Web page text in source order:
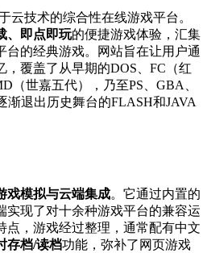
云技术的综合性在线游戏平台。
、即点即玩的便捷游戏体验，汇集
台的经典游戏。网站旨在让用户通
，覆盖了从早期的DOS、FC（红
（世嘉五代），乃至PS、GBA、
渐退出历史舞台的FLASH和JAVA
戏模拟与云端集成。它通过内置的
实现了对十余种游戏平台的兼容运
点，游戏经过整理，通常配有中文
存档/读档功能，弥补了网页游戏